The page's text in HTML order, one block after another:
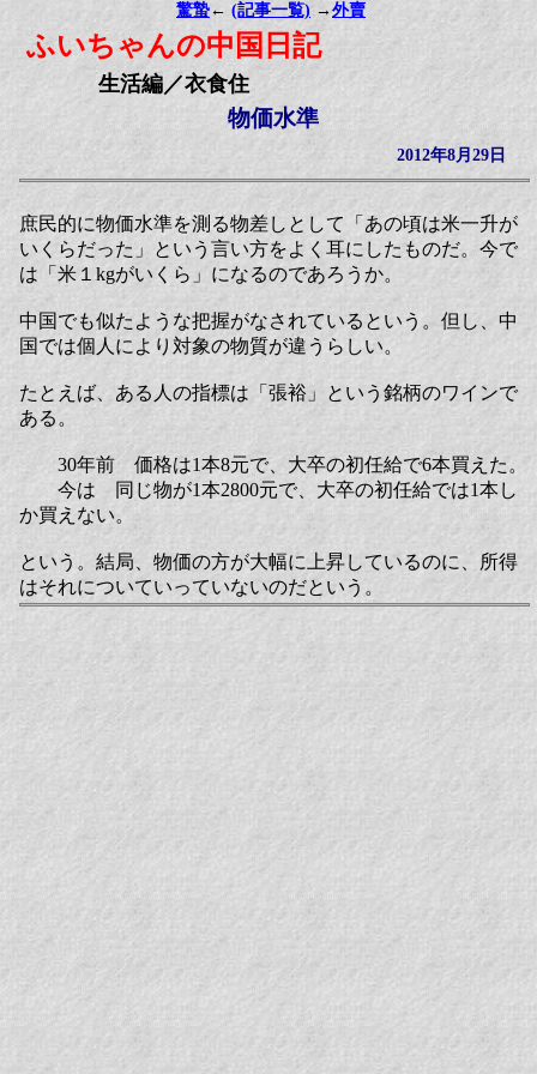
驚蟄 ← (記事一覧) →外賣
ふいちゃんの中国日記
生活編／衣食住
物価水準
2012年8月29日
庶民的に物価水準を測る物差しとして「あの頃は米一升が
いくらだった」という言い方をよく耳にしたものだ。今で
は「米１kgがいくら」になるのであろうか。
中国でも似たような把握がなされているという。但し、中
国では個人により対象の物質が違うらしい。
たとえば、ある人の指標は「張裕」という銘柄のワインで
ある。
30年前 価格は1本8元で、大卒の初任給で6本買えた。
今は 同じ物が1本2800元で、大卒の初任給では1本し
か買えない。
という。結局、物価の方が大幅に上昇しているのに、所得
はそれについていっていないのだという。